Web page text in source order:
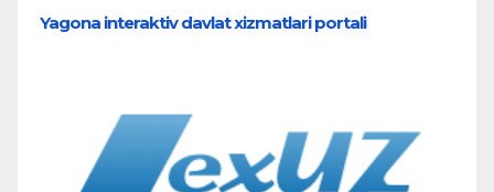
Yagona interaktiv davlat xizmatlari portali